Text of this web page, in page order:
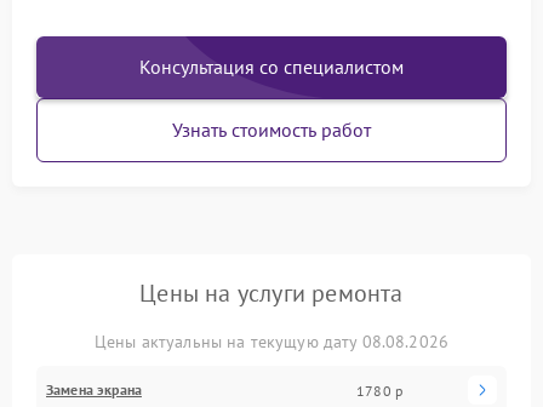
Консультация со специалистом
Узнать стоимость работ
Цены на услуги ремонта
Цены актуальны на текущую дату 08.08.2026
Замена экрана 1780 р